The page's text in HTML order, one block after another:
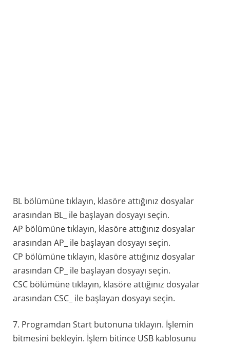
BL bölümüne tıklayın, klasöre attığınız dosyalar
arasından BL_ ile başlayan dosyayı seçin.
AP bölümüne tıklayın, klasöre attığınız dosyalar
arasından AP_ ile başlayan dosyayı seçin.
CP bölümüne tıklayın, klasöre attığınız dosyalar
arasından CP_ ile başlayan dosyayı seçin.
CSC bölümüne tıklayın, klasöre attığınız dosyalar
arasından CSC_ ile başlayan dosyayı seçin.
7. Programdan Start butonuna tıklayın. İşlemin
bitmesini bekleyin. İşlem bitince USB kablosunu